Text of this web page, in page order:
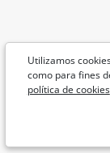
Utilizamos
como para fines
política de cookies